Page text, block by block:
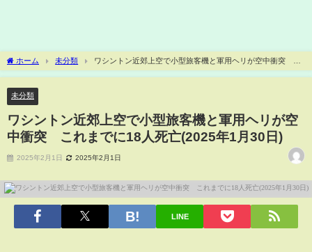
ホーム 未分類
ワシントン近郊上空で小型旅客機と軍用ヘリが空中衝突 こ
れまでに18人死亡(2025年1月30日)
未分類
ワシントン近郊上空で小型旅客機と軍用ヘリが空
中衝突 これまでに18人死亡(2025年1月30日)
2025年2月1日 2025年2月1日
LINE